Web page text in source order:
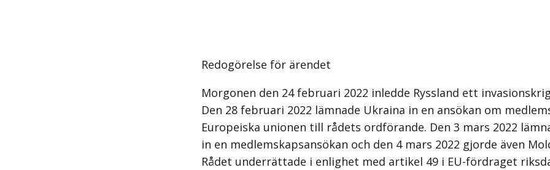
Redogörelse för ärendet
Morgonen den 24 februari 2022 inledde Ryssland ett
Den 28 februari 2022 lämnade Ukraina in en ansökan om
Europeiska unionen till rådets ordförande. Den 3 mars 2022
in en medlemskapsansökan och den 4 mars 2022 gjorde även
Rådet underrättade i enlighet med artikel 49 i EU-fördraget